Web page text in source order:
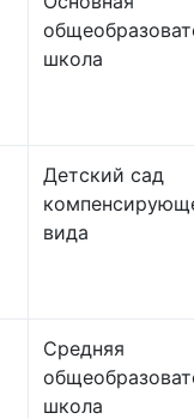
школа
Детский сад
вида
Средняя
школа